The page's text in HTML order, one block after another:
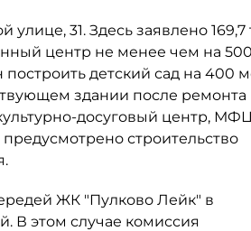
улице, 31. Здесь заявлено 169,7
центр не менее чем на 500
детский сад на 400
здании после ремонта
досуговый центр,
строительство
ЖК "Пулково Лейк" в
В этом случае комиссия